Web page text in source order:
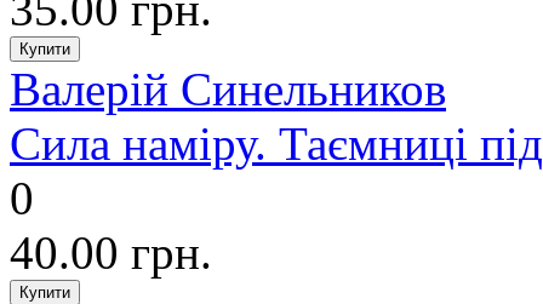
Валерій Синельников
Сила наміру. Таємниці
0
40.00 грн.